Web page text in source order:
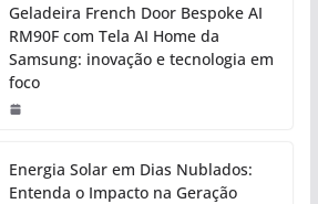
Geladeira French Door Bespoke AI
RM90F com Tela AI Home da
Samsung: inovação e tecnologia em
foco
Energia Solar em Dias Nublados:
Entenda o Impacto na Geração